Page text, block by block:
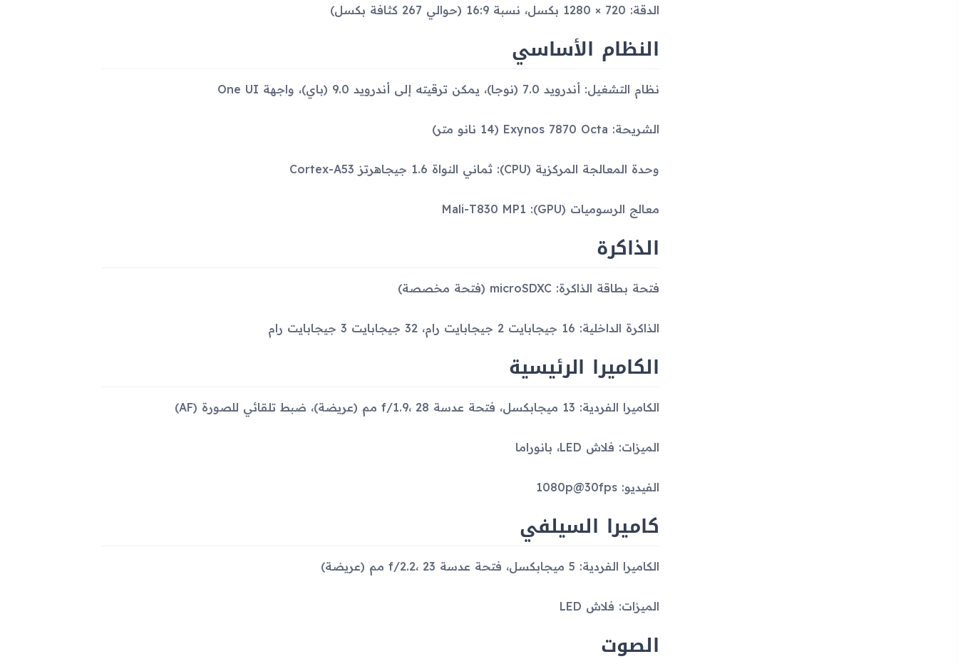
الدقة: 720 × 1280 بكسل، نسبة 16:9 (حوالي 267 كثافة بكسل)
النظام الأساسي
نظام التشغيل: أندرويد 7.0 (نوجا)، يمكن ترقيته إلى أندرويد 9.0 (باي)، واجهة One UI
الشريحة: Exynos 7870 Octa (14 نانو متر)
وحدة المعالجة المركزية (CPU): ثماني النواة 1.6 جيجاهرتز Cortex-A53
معالج الرسوميات (GPU): Mali-T830 MP1
الذاكرة
فتحة بطاقة الذاكرة: microSDXC (فتحة مخصصة)
الذاكرة الداخلية: 16 جيجابايت 2 جيجابايت رام، 32 جيجابايت 3 جيجابايت رام
الكاميرا الرئيسية
الكاميرا الفردية: 13 ميجابكسل، فتحة عدسة f/1.9، 28 مم (عريضة)، ضبط تلقائي للصورة (AF)
الميزات: فلاش LED، بانوراما
الفيديو: 1080p@30fps
كاميرا السيلفي
الكاميرا الفردية: 5 ميجابكسل، فتحة عدسة f/2.2، 23 مم (عريضة)
الميزات: فلاش LED
الصوت